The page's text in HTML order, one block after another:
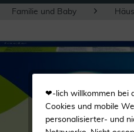
Familie und Baby
❤-lich willkommen bei
Cookies und mobile
personalisierter- und